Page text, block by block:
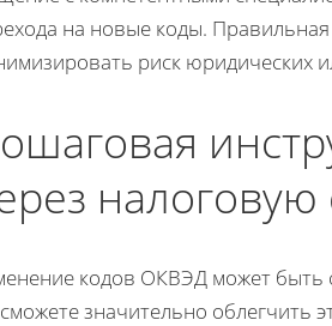
на новые коды.
риск юридических
налоговую
кодов ОКВЭД может быть
значительно облегчить